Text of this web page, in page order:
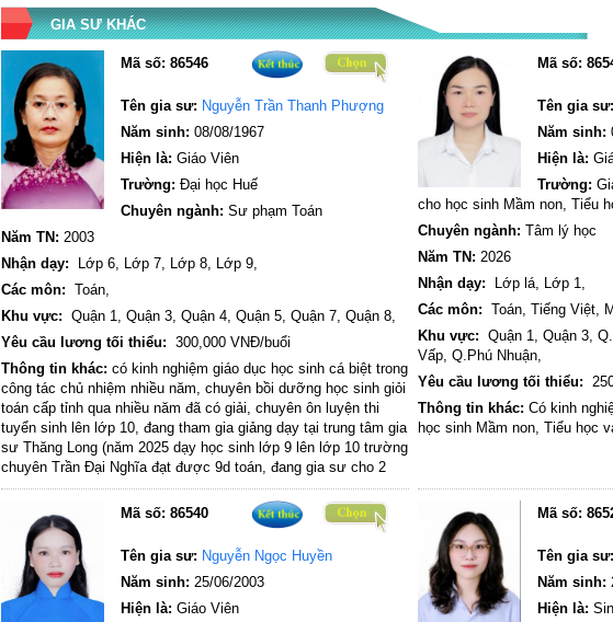
GIA SƯ KHÁC
Mã số: 86546
Tên gia sư: Nguyễn Trần Thanh Phượng
Năm sinh: 08/08/1967
Hiện là: Giáo Viên
Trường: Đại học Huế
Chuyên ngành: Sư phạm Toán
Năm TN: 2003
Nhận dạy:
Lớp 6, Lớp 7, Lớp 8, Lớp 9,
Các môn: Toán,
Khu vực: Quận 1, Quận 3, Quận 4, Quận 5, Quận 7, Quận 8,
Yêu cầu lương tối thiểu: 300,000 VNĐ/buổi
Thông tin khác: có kinh nghiệm giáo dục học sinh cá biệt trong
công tác chủ nhiệm nhiều năm, chuyên bồi dưỡng học sinh giỏi
toán cấp tỉnh qua nhiều năm đã có giải, chuyên ôn luyện thi
tuyển sinh lên lớp 10, đang tham gia giảng dạy tại trung tâm gia
sư Thăng Long (năm 2025 dạy học sinh lớp 9 lên lớp 10 trường
chuyên Trần Đại Nghĩa đạt được 9d toán, đang gia sư cho 2
bạn lớp 8 lên lớp 9 trường Lê Quý Đôn, đang kèm môn toán
cho bạn nữ hiếu động lớp 7 lên lớp 8 trường quốc tế tại quận 7)
Mã số:
Tên gia sư:
Năm sinh:
Hiện là:
Trường:
cho học sinh Mầm non, Tiểu
Chuyên ngành: Tâm lý học
Năm TN: 2026
Nhận dạy:
Lớp lá, Lớp 1,
Các môn: Toán, Tiếng Việt,
Khu vực: Quận 1, Quận 3,
Vấp, Q.Phú Nhuận,
Yêu cầu lương tối thiểu:
Thông tin khác: Có kinh
học sinh Mầm non, Tiểu học
Mã số: 86540
Tên gia sư: Nguyễn Ngọc Huyền
Năm sinh: 25/06/2003
Hiện là: Giáo Viên
Mã số:
Tên gia sư:
Năm sinh:
Hiện là: